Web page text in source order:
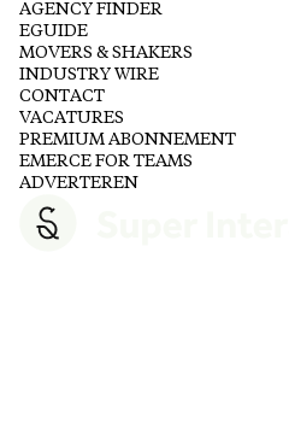
AGENCY FINDER
EGUIDE
MOVERS & SHAKERS
INDUSTRY WIRE
CONTACT
VACATURES
PREMIUM ABONNEMENT
EMERCE FOR TEAMS
ADVERTEREN